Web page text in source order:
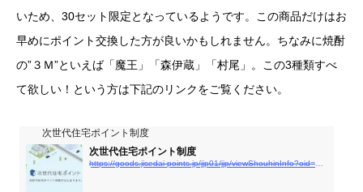
いため、30セット限定となっているようです。この商品だけはお
早めにポイント交換した方が良いかもしれません。ちなみに焼酎
の”３Ｍ”といえば「魔王」「森伊蔵」「村尾」。この3種類すべ
て欲しい！という方は下記のリンクをご覧ください。
次世代住宅ポイント制度
次世代住宅ポイント制度